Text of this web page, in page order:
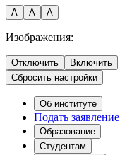
A A A
Изображения:
Отключить
Включить
Сбросить настройки
Об институте
Подать заявление
Образование
Студентам